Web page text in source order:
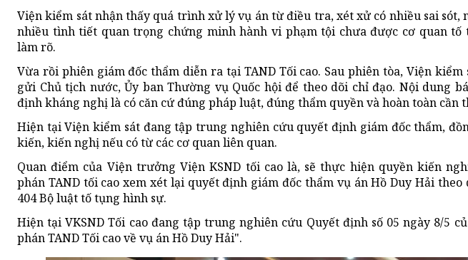
Viện kiểm sát nhận thấy quá trình xử lý vụ án từ điều tra, xét xử có nhiều sai sót,
nhiều tình tiết quan trọng chứng minh hành vi phạm tội chưa được cơ quan tố
làm rõ.
Vừa rồi phiên giám đốc thẩm diễn ra tại TAND Tối cao. Sau phiên tòa, Viện kiểm
gửi Chủ tịch nước, Ủy ban Thường vụ Quốc hội để theo dõi chỉ đạo. Nội dung
định kháng nghị là có căn cứ đúng pháp luật, đúng thẩm quyền và hoàn toàn cần
Hiện tại Viện kiểm sát đang tập trung nghiên cứu quyết định giám đốc thẩm,
kiến, kiến nghị nếu có từ các cơ quan liên quan.
Quan điểm của Viện trưởng Viện KSND tối cao là, sẽ thực hiện quyền kiến
phán TAND tối cao xem xét lại quyết định giám đốc thẩm vụ án Hồ Duy Hải
404 Bộ luật tố tụng hình sự.
Hiện tại VKSND Tối cao đang tập trung nghiên cứu Quyết định số 05 ngày 8/5
phán TAND Tối cao về vụ án Hồ Duy Hải".